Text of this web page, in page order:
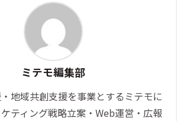
ミテモ編集部
地域共創支援を事業とするミテモに
ティング戦略立案・Web運営・広報